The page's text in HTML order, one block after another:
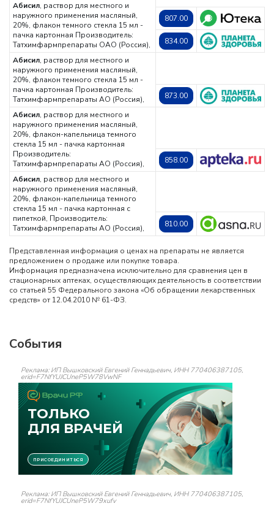
Абисил, раствор для местного и
наружного применения масляный,
20%, флакон темного стекла 15 мл -
пачка картонная Производитель:
Татхимфармпрепараты ОАО (Россия),
807.00
834.00
Абисил, раствор для местного и
наружного применения масляный,
20%, флакон темного стекла 15 мл -
пачка картонная Производитель:
Татхимфармпрепараты АО (Россия),
873.00
Абисил, раствор для местного и
наружного применения масляный,
20%, флакон-капельница темного
стекла 15 мл - пачка картонная
Производитель:
Татхимфармпрепараты АО (Россия),
858.00
Абисил, раствор для местного и
наружного применения масляный,
20%, флакон-капельница темного
стекла 15 мл - пачка картонная с
пипеткой, Производитель:
Татхимфармпрепараты АО (Россия),
810.00
Представленная информация о ценах на препараты не является
предложением о продаже или покупке товара.
Информация предназначена исключительно для сравнения цен в
стационарных аптеках, осуществляющих деятельность в соответствии
со статьей 55 Федерального закона «Об обращении лекарственных
средств» от 12.04.2010 № 61-ФЗ.
События
Реклама: ИП Вышковский Евгений Геннадьевич, ИНН 770406387105,
erid=F7NfYUJCUneP5W78VwNF
Реклама: ИП Вышковский Евгений Геннадьевич, ИНН 770406387105,
erid=F7NfYUJCUneP5W79xufv